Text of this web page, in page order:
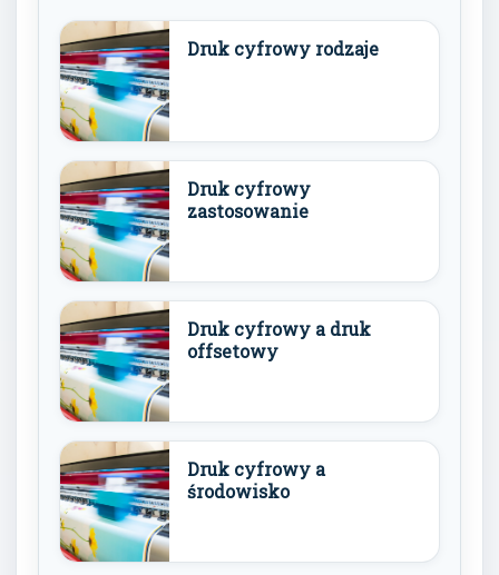
Druk cyfrowy rodzaje
Druk cyfrowy
zastosowanie
Druk cyfrowy a druk
offsetowy
Druk cyfrowy a
środowisko